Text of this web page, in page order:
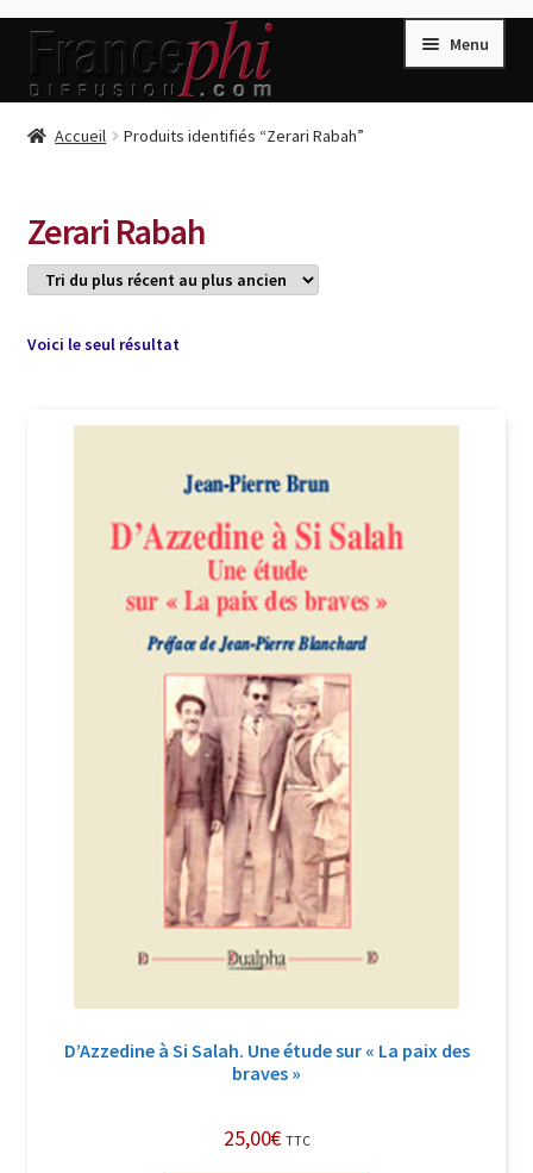
Aller
la
Aller
contenu
Menu
Accueil
Conditions de Vente
Connection
Listes d’Envies
Livres de Peter Randa
Livres de Philippe Randa
Newsletter
Nous Contacter
Politique de confidentialité et cookies
Qui sommes-nous ?
Soutien à Philippe Randa
Suivi de la Commande
Accueil Produits identifiés “Zerari Rabah”
Zerari Rabah
Voici le seul résultat
D’Azzedine à Si Salah. Une étude sur « La paix des
braves »
25,00€ TTC